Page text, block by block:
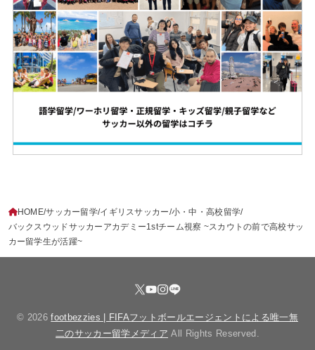
HOME サッカー留学 イギリスサッカー 小・中・高校留学
バックスウッドサッカーアカデミー1stチーム視察 ~スカウトの前で高校サッ
カー留学生が活躍~
© 2026footbezzies | FIFAフットボールエージェントによる唯一無
二のサッカー留学メディア All Rights Reserved.